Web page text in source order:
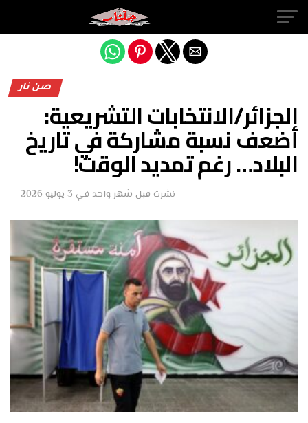
صن نار
الجزائر/الانتخابات التشريعية:
أضعف نسبة مشاركة في تاريخ
البلاد… رغم تمديد الوقت!
نشرت قبل شهر واحد في 3 يوليو 2026
Exit mobile version